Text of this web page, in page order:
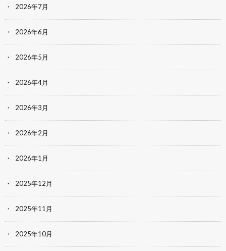
2026年7月
2026年6月
2026年5月
2026年4月
2026年3月
2026年2月
2026年1月
2025年12月
2025年11月
2025年10月